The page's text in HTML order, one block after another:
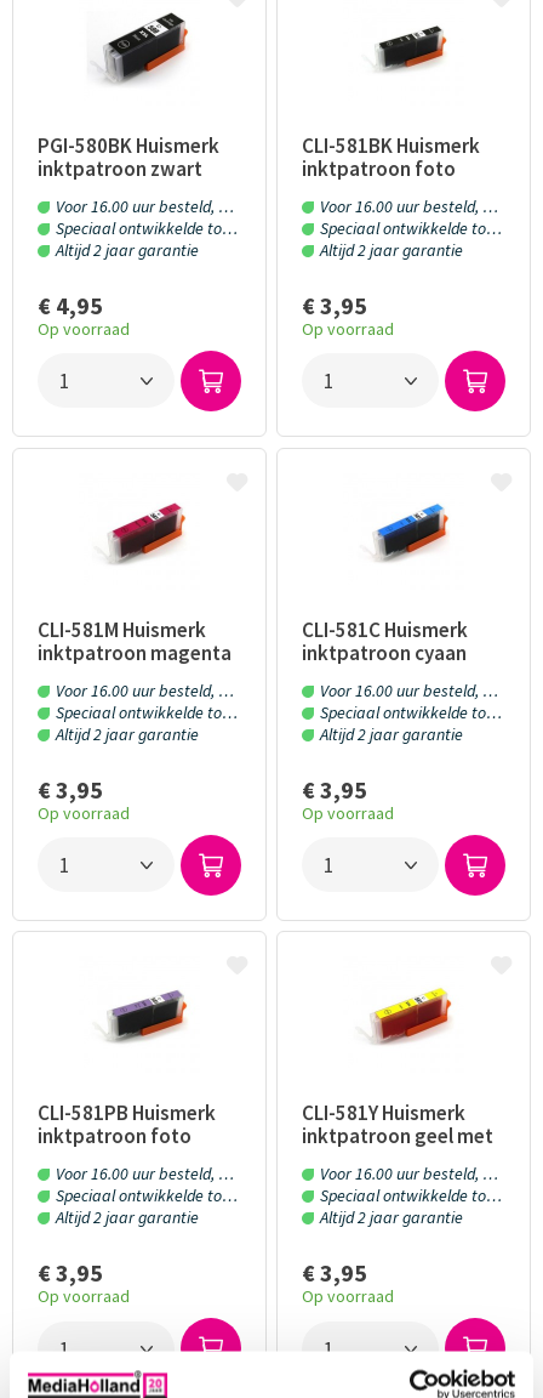
PGI-580BK Huismerk
inktpatroon zwart
Voor 16.00 uur besteld, morgen in huis!
Speciaal ontwikkelde toner en inkt
Altijd 2 jaar garantie
€ 4,95
Op voorraad
CLI-581BK Huismerk
inktpatroon foto
Voor 16.00 uur besteld, morgen in huis!
Speciaal ontwikkelde toner en inkt
Altijd 2 jaar garantie
€ 3,95
Op voorraad
CLI-581M Huismerk
inktpatroon magenta
Voor 16.00 uur besteld, morgen in huis!
Speciaal ontwikkelde toner en inkt
Altijd 2 jaar garantie
€ 3,95
Op voorraad
CLI-581C Huismerk
inktpatroon cyaan
Voor 16.00 uur besteld, morgen in huis!
Speciaal ontwikkelde toner en inkt
Altijd 2 jaar garantie
€ 3,95
Op voorraad
CLI-581PB Huismerk
inktpatroon foto
Voor 16.00 uur besteld, morgen in huis!
Speciaal ontwikkelde toner en inkt
Altijd 2 jaar garantie
€ 3,95
Op voorraad
CLI-581Y Huismerk
inktpatroon geel met
Voor 16.00 uur besteld, morgen in huis!
Speciaal ontwikkelde toner en inkt
Altijd 2 jaar garantie
€ 3,95
Op voorraad